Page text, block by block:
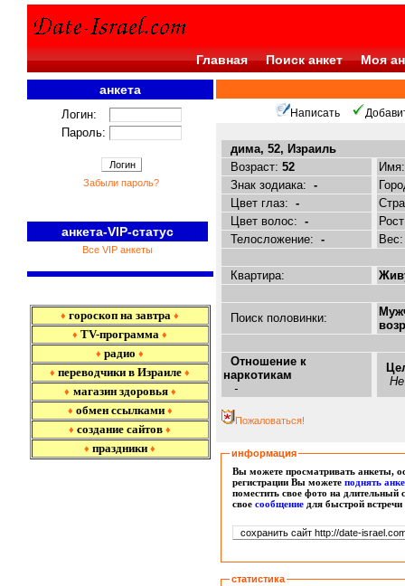
Главная Поиск анкет Моя
анкета
Логин:
Пароль:
Забыли пароль?
анкета-VIP-статус
Все VIP анкеты
♦ гороскоп на завтра ♦
♦ TV-программа ♦
♦ радио ♦
♦ переводчики в Израиле ♦
♦ магазин здоровья ♦
♦ обмен ссылками ♦
♦ создание сайтов ♦
♦ праздники ♦
Написать
дима, 52, Израиль
Возраст: 52
Знак зодиака: -
Цвет глаз: -
Цвет волос: -
Телосложение: -
Квартира:
Поиск половинки:
Отношение к
наркотикам
-
Пожаловаться!
информация
Вы можете просматривать анкеты,
регистрации Вы можетеподнять
поместить свое фото на длительный
своесообщение для быстрой
статистика